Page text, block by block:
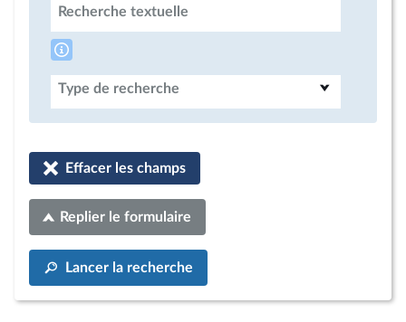
Recherche textuelle
Type de recherche
Effacer les champs
Replier le formulaire
Lancer la recherche